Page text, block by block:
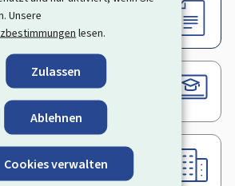
Unsere
lesen.
Zulassen
Ablehnen
Cookies verwalten
& Formulare
Stellen